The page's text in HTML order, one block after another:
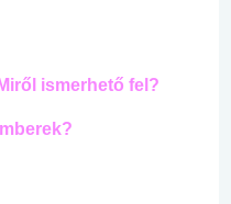
ismerhető fel?